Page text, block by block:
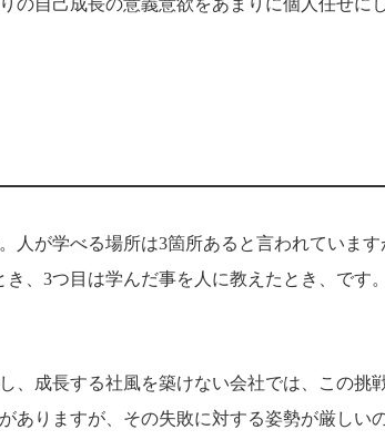
人が学べる場所は3箇所あると言われています
、3つ目は学んだ事を人に教えたとき、です
、成長する社風を築けない会社では、この挑
ありますが、その失敗に対する姿勢が厳しい